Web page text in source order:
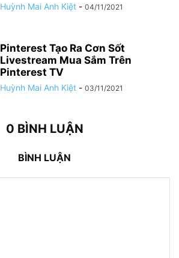
Huỳnh Mai Anh Kiệt - 04/11/2021
Pinterest Tạo Ra Cơn Sốt
Livestream Mua Sắm Trên
Pinterest TV
Huỳnh Mai Anh Kiệt - 03/11/2021
0 BÌNH LUẬN
BÌNH LUẬN